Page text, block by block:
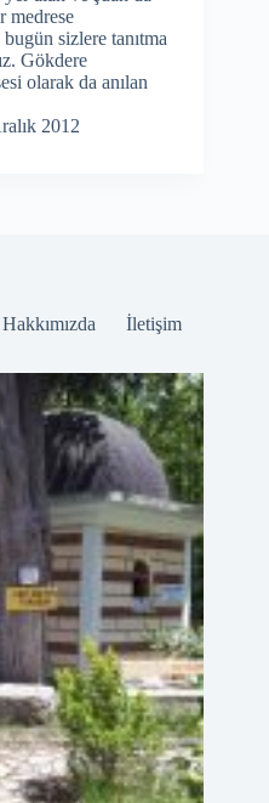
medrese
sizlere tanıtma
Gökdere
olarak da anılan
2012
Hakkımızda İletişim